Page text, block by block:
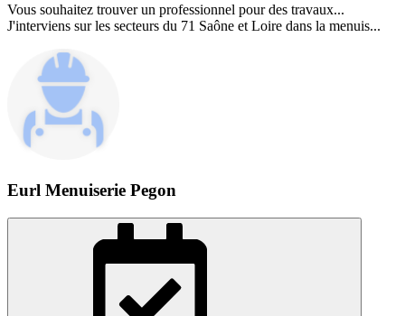
Vous souhaitez trouver un professionnel pour des travaux...
J'interviens sur les secteurs du 71 Saône et Loire dans la menuis...
Eurl Menuiserie Pegon